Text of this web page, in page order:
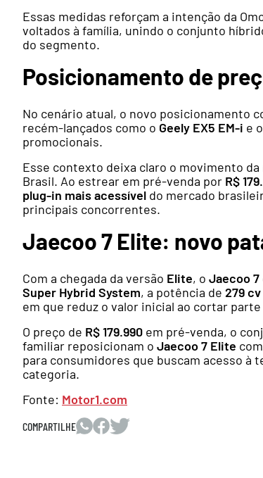
Essas medidas reforçam a intenção da
voltados à família, unindo o conjunto
do segmento.
Posicionamento de
No cenário atual, o novo posicionamento
recém-lançados como o Geely EX5 EM-i e
promocionais.
Esse contexto deixa claro o movimento
Brasil. Ao estrear em pré-venda por R$
plug-in mais acessível do mercado
principais concorrentes.
Jaecoo 7 Elite: novo
Com a chegada da versão Elite, o Jaecoo 7
Super Hybrid System, a potência de 279 cv
em que reduz o valor inicial ao cortar
O preço de R$ 179.990 em pré-venda, o
familiar reposicionam o Jaecoo 7 Elite
para consumidores que buscam acesso
categoria.
Fonte: Motor1.com
COMPARTILHE